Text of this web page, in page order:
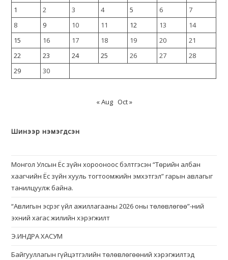
1
2 3 4 5 6
7
8
9 10 11 12 13
14
15
16 17 18 19 20
21
22
23 24 25 26 27
28
29
30
« Aug Oct »
Шинээр нэмэгдсэн
Монгол Улсын Ёс зүйн хорооноос бэлтгэсэн “Төрийн албан
хаагчийн Ёс зүйн хууль тогтоомжийн эмхэтгэл” гарын авлагыг
танилцуулж байна.
“Авлигын эсрэг үйл ажиллагааны 2026 оны төлөвлөгөө”-ний
эхний хагас жилийн хэрэгжилт
Э.ИНДРА ХАСУМ
Байгууллагын гүйцэтгэлийн төлөвлөгөөний хэрэгжилтэд